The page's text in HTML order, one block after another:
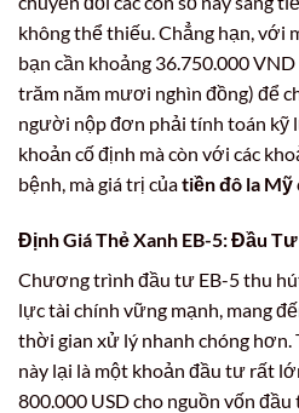
không thể thiếu. Chẳng hạn, với
bạn cần khoảng 36.750.000
trăm năm mươi nghìn đồng) để
người nộp đơn phải tính toán kỹ
khoản cố định mà còn với các
bệnh, mà giá trị củatiền đô la Mỹ
Định Giá Thẻ Xanh EB-5: Đầu
Chương trình đầu tư EB-5 thu
lực tài chính vững mạnh, mang
thời gian xử lý nhanh chóng hơn.
này lại là một khoản đầu tư rất
800.000 USD cho nguồn vốn đầu